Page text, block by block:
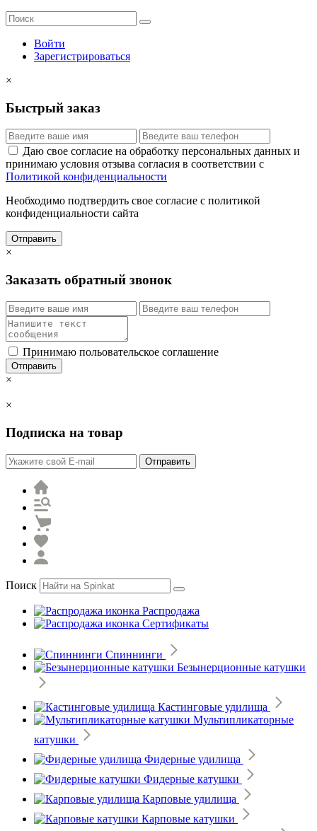
Войти
Зарегистрироваться
×
Быстрый заказ
Даю свое согласие на обработку персональных данных и
принимаю условия отзыва согласия в соответствии с
Политикой конфиденциальности
Необходимо подтвердить свое согласие с политикой
конфиденциальности сайта
Отправить
×
Заказать обратный звонок
Принимаю польовательское соглашение
Отправить
×
×
Подписка на товар
Отправить
Поиск
Распродажа
Сертификаты
Спиннинги
Безынерционные катушки
Кастинговые удилища
Мультипликаторные
катушки
Фидерные удилища
Фидерные катушки
Карповые удилища
Карповые катушки